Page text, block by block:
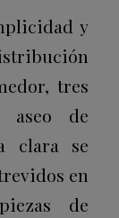
y
tres
aseo de
clara se
en
de